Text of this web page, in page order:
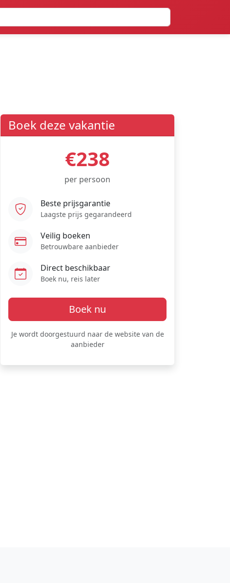
Boek deze vakantie
€238
per persoon
Beste prijsgarantie
Laagste prijs gegarandeerd
Veilig boeken
Betrouwbare aanbieder
Direct beschikbaar
Boek nu, reis later
Boek nu
Je wordt doorgestuurd naar de website van de
aanbieder